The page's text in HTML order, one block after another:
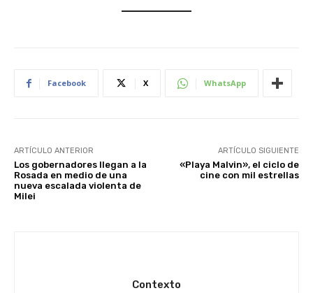
Facebook X WhatsApp
ARTÍCULO ANTERIOR
Los gobernadores llegan a la
Rosada en medio de una
nueva escalada violenta de
Milei
ARTÍCULO SIGUIENTE
«Playa Malvin», el ciclo de
cine con mil estrellas
Contexto